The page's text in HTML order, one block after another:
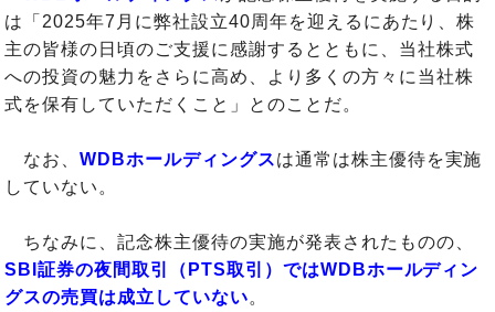
は「2025年7月に弊社設立40周年を迎えるにあたり、株
主の皆様の日頃のご支援に感謝するとともに、当社株式
への投資の魅力をさらに高め、より多くの方々に当社株
式を保有していただくこと」とのことだ。
なお、WDBホールディングスは通常は株主優待を実施
していない。
ちなみに、記念株主優待の実施が発表されたものの、
SBI証券の夜間取引（PTS取引）ではWDBホールディン
グスの売買は成立していない。